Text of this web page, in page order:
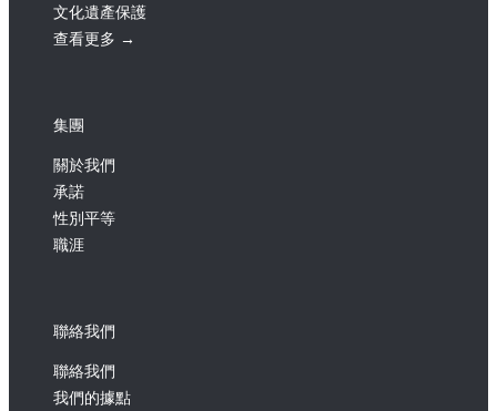
文化遺產保護
查看更多 →
集團
關於我們
承諾
性別平等
職涯
聯絡我們
聯絡我們
我們的據點